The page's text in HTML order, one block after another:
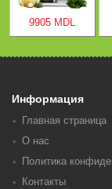
9905 MDL
Информация
Главная страница
О нас
Политика
Контакты